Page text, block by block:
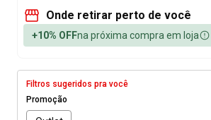
Onde retirar perto de você
+10% OFFna próxima compra em loja
Filtros sugeridos pra você
Promoção